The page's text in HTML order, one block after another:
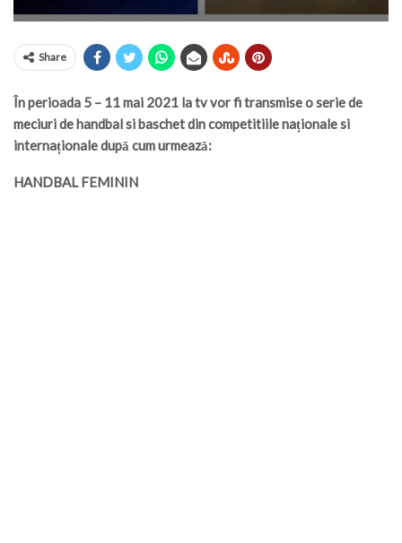
Share
În perioada 5 – 11 mai 2021 la tv vor fi transmise o serie de
meciuri de handbal si baschet din competitiile naționale si
internaționale după cum urmează:
HANDBAL FEMININ